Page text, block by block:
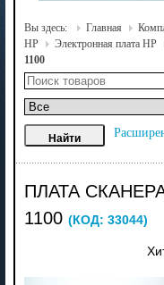
Вы здесь: Главная
HP
Электронная плата HP
1100
ПЛАТА
1100 (КОД: 33044)